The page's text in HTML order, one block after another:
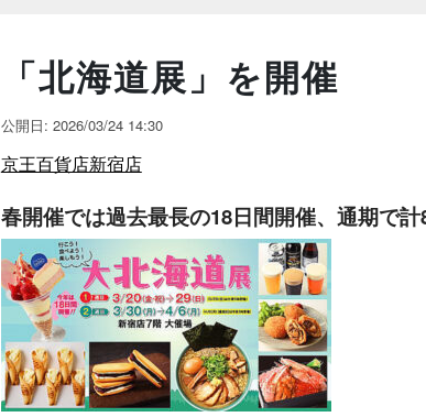
「北海道展」を開催
公開日: 2026/03/24 14:30
京王百貨店新宿店
春開催では過去最長の18日間開催、通期で